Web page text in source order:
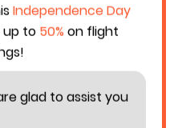
Independence Day
up to 50% on flight
glad to assist you